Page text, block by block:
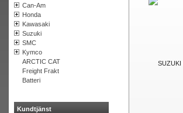
Can-Am
Honda
Kawasaki
Suzuki
SMC
Kymco
ARCTIC CAT
Freight Frakt
Batteri
Kundtjänst